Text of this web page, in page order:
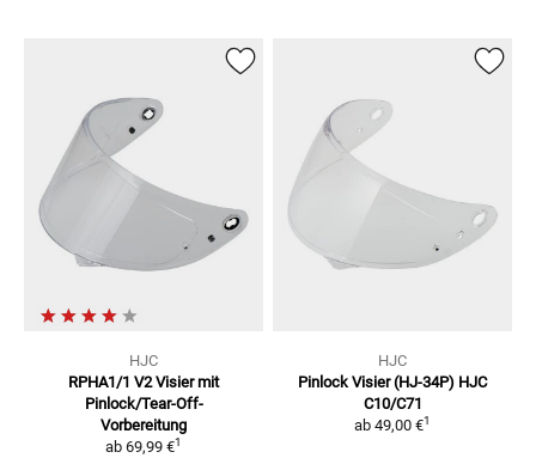
HJC
RPHA1/1 V2 Visier mit
Pinlock/Tear-Off-
Vorbereitung
ab 69,99 €1
HJC
Pinlock Visier (HJ-34P) HJC
C10/C71
ab 49,00 €1